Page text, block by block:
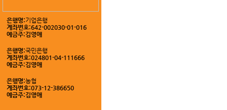
은행명:기업은행
계좌번호:642-002030-01-016
예금주:김영애
은행명:국민은행
계좌번호:024801-04-111666
예금주:김영애
은행명:농협
계좌번호:073-12-386650
예금주:김영애